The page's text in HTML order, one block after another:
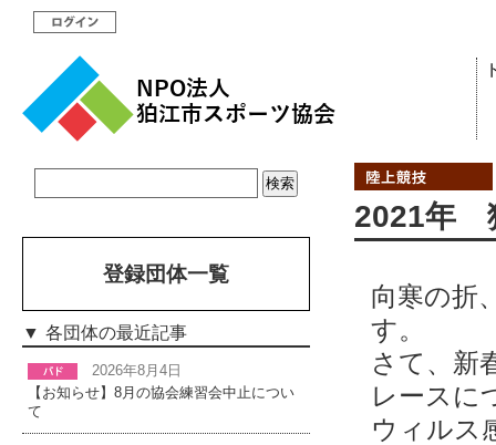
2021年
向寒の折
す。
さて、新
レースに
ウィルス
登録団体一覧
各団体の最近記事
2026年8月4日
【お知らせ】8月の協会練習会中止につい
て